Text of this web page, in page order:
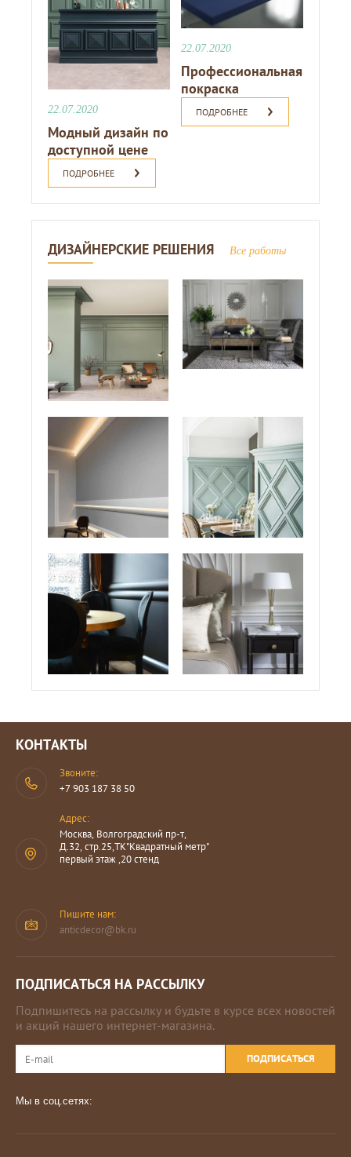
22.07.2020
Модный дизайн по
доступной цене
ПОДРОБНЕЕ
22.07.2020
Профессиональная
покраска
ПОДРОБНЕЕ
ДИЗАЙНЕРСКИЕ РЕШЕНИЯ Все работы
КОНТАКТЫ
Звоните:
+7 903 187 38 50
Адрес:
Москва, Волгоградский пр-т,
Д.32, стр.25,ТК"Квадратный метр"
первый этаж ,20 стенд
Пишите нам:
anticdecor@bk.ru
ПОДПИСАТЬСЯ НА РАССЫЛКУ
Подпишитесь на рассылку и будьте в курсе всех новостей
и акций нашего интернет-магазина.
ПОДПИСАТЬСЯ
Мы в соц.сетях: